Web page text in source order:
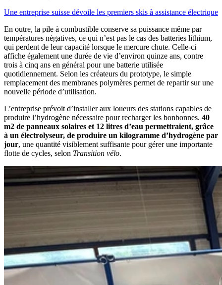
Une entreprise suisse dévoile les premiers skis à assistance électrique
En outre, la pile à combustible conserve sa puissance même par
températures négatives, ce qui n’est pas le cas des batteries lithium,
qui perdent de leur capacité lorsque le mercure chute. Celle-ci
affiche également une durée de vie d’environ quinze ans, contre
trois à cinq ans en général pour une batterie utilisée
quotidiennement. Selon les créateurs du prototype, le simple
remplacement des membranes polymères permet de repartir sur une
nouvelle période d’utilisation.
L’entreprise prévoit d’installer aux loueurs des stations capables de
produire l’hydrogène nécessaire pour recharger les bonbonnes. 40
m2 de panneaux solaires et 12 litres d’eau permettraient, grâce
à un électrolyseur, de produire un kilogramme d’hydrogène par
jour, une quantité visiblement suffisante pour gérer une importante
flotte de cycles, selon Transition vélo.